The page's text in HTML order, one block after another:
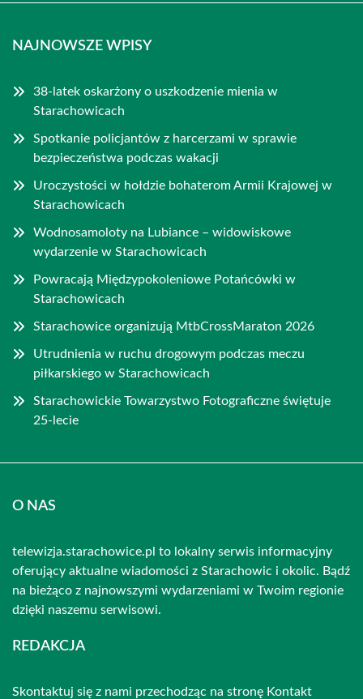
NAJNOWSZE WPISY
38-latek oskarżony o uszkodzenie mienia w
Starachowicach
Spotkanie policjantów z harcerzami w sprawie
bezpieczeństwa podczas wakacji
Uroczystości w hołdzie bohaterom Armii Krajowej w
Starachowicach
Wodnosamoloty na Lubiance – widowiskowe
wydarzenie w Starachowicach
Powracają Międzypokoleniowe Potańcówki w
Starachowicach
Starachowice organizują MtbCrossMaraton 2026
Utrudnienia w ruchu drogowym podczas meczu
piłkarskiego w Starachowicach
Starachowickie Towarzystwo Fotograficzne świętuje
25-lecie
O NAS
telewizja.starachowice.pl to lokalny serwis informacyjny
oferujący aktualne wiadomości z Starachowic i okolic. Bądź
na bieżąco z najnowszymi wydarzeniami w Twoim regionie
dzięki naszemu serwisowi.
REDAKCJA
Skontaktuj się z nami przechodząc na stronę Kontakt